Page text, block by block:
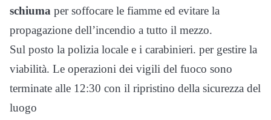
schiuma per soffocare le fiamme ed evitare la
propagazione dell’incendio a tutto il mezzo.
Sul posto la polizia locale e i carabinieri. per gestire la
viabilità. Le operazioni dei vigili del fuoco sono
terminate alle 12:30 con il ripristino della sicurezza del
luogo